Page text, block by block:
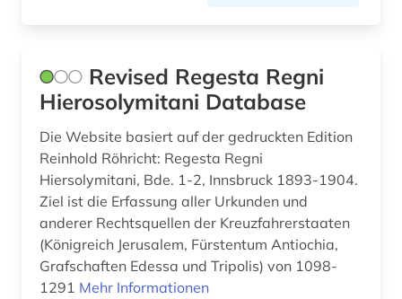
südasien (9)
theologie (1)
turkologie (9)
turkspra (1)
turksprachen (7)
Revised Regesta Regni
Hierosolymitani Database
Die Website basiert auf der gedruckten Edition
Reinhold Röhricht: Regesta Regni
Hiersolymitani, Bde. 1-2, Innsbruck 1893-1904.
Ziel ist die Erfassung aller Urkunden und
anderer Rechtsquellen der Kreuzfahrerstaaten
(Königreich Jerusalem, Fürstentum Antiochia,
Grafschaften Edessa und Tripolis) von 1098-
1291 Mehr Informationen